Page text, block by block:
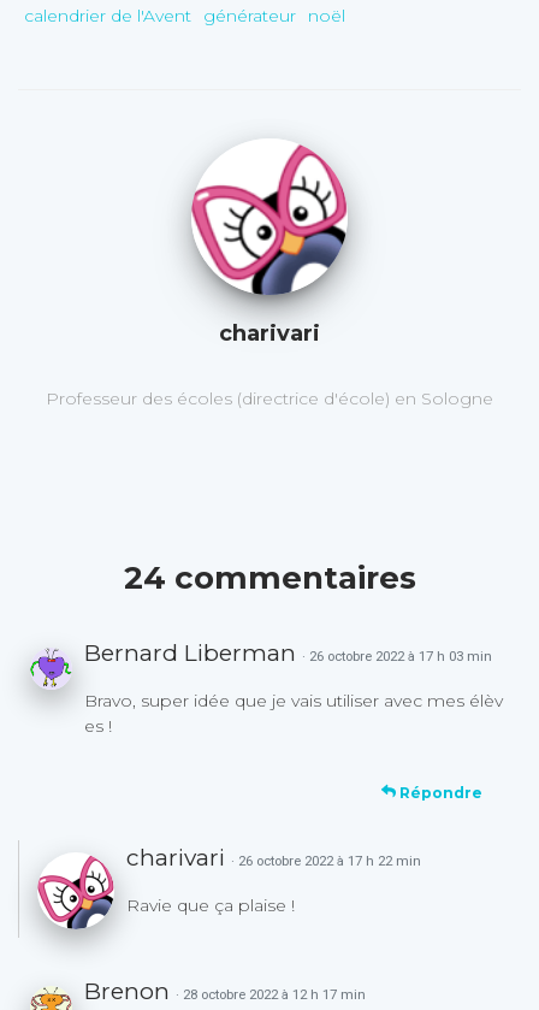
calendrier de l'Avent
générateur noël
charivari
Professeur des écoles (directrice d'école) en Sologne
24 commentaires
Bernard Liberman · 26 octobre 2022 à 17 h 03 min
Bravo, super idée que je vais utiliser avec mes élèv
es !
Répondre
charivari · 26 octobre 2022 à 17 h 22 min
Ravie que ça plaise !
Brenon · 28 octobre 2022 à 12 h 17 min